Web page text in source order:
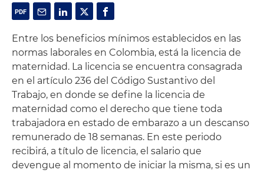
Entre los beneficios mínimos establecidos en las
normas laborales en Colombia, está la licencia de
maternidad. La licencia se encuentra consagrada
en el artículo 236 del Código Sustantivo del
Trabajo, en donde se define la licencia de
maternidad como el derecho que tiene toda
trabajadora en estado de embarazo a un descanso
remunerado de 18 semanas. En este periodo
recibirá, a título de licencia, el salario que
devengue al momento de iniciar la misma, si es un